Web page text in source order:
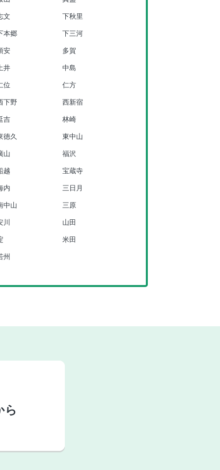
文 下秋里
本郷 下三河
安 多賀
井 中島
位 仁方
下野 西新宿
吉 林崎
徳久 東中山
山 福沢
越 宝蔵寺
内 三日月
中山 三原
川 山田
米田
州
ら